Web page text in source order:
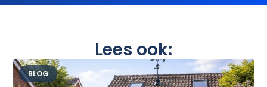
Lees ook:
BLOG